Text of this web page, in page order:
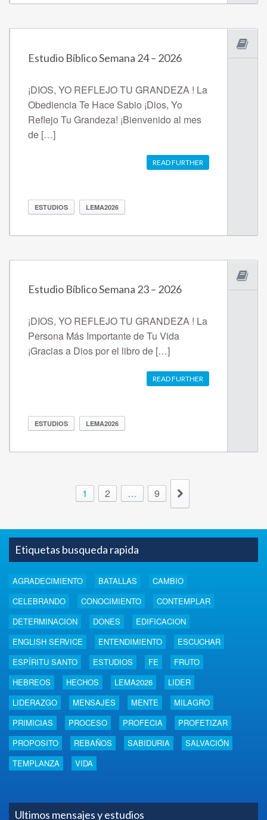
Estudio Bíblico Semana 24 – 2026
¡DIOS, YO REFLEJO TU GRANDEZA ! La
Obediencia Te Hace Sabio ¡Dios, Yo
Reflejo Tu Grandeza! ¡Bienvenido al mes
de […]
READ FURTHER
ESTUDIOS LEMA2026
Estudio Bíblico Semana 23 – 2026
¡DIOS, YO REFLEJO TU GRANDEZA ! La
Persona Más Importante de Tu Vida
¡Gracias a Dios por el libro de […]
READ FURTHER
ESTUDIOS LEMA2026
1 2 … 9
Etiquetas busqueda rapida
AGRADECIMIENTO BATALLAS
CAMBIO
CELEBRANDO
CONOCIMIENTO
CONTEMPLAR
DETERMINACION
DONES
EDIFICACION
ENGLISH SERVICE
ENTENDIMIENTO
ESCUCHAR
ESPÍRITU SANTO
ESTUDIOS FE
FRUTO
HEBREOS
HECHOS LEMA2026
LIDER
LIDERAZGO
MENSAJES MENTE
MILAGRO
PRIMICIAS
PROCESO PROFECIA
PROFETIZAR
PROPOSITO
REBAÑOS SABIDURIA
SALVACIÓN
TEMPLANZA
VIDA
Ultimos mensajes y estudios